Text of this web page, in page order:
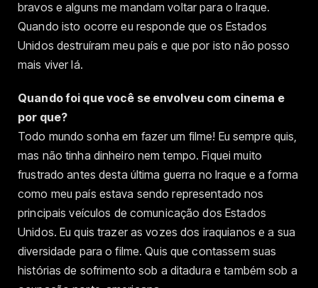
bravos e alguns me mandam voltar para o Iraque.
Quando isto ocorre eu responde que os Estados
Unidos destruíram meu país e que por isto não posso
mais viver lá.
Quando foi que você se envolveu com cinema e
por que?
Todo mundo sonha em fazer um filme! Eu sempre quis,
mas não tinha dinheiro nem tempo. Fiquei muito
frustrado antes desta última guerra no Iraque e a forma
como meu país estava sendo representado nos
principais veículos de comunicação dos Estados
Unidos. Eu quis trazer as vozes dos iraquianos e a sua
diversidade para o filme. Quis que contassem suas
histórias de sofrimento sob a ditadura e também sob a